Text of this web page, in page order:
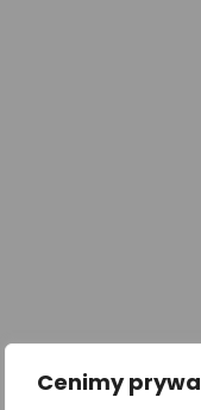
Cenimy